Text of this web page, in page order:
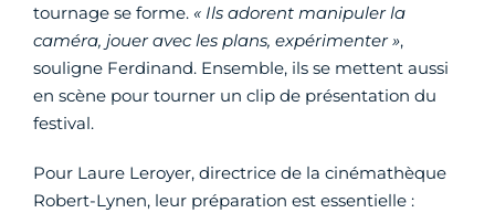
tournage se forme. « Ils adorent manipuler la
caméra, jouer avec les plans, expérimenter »,
souligne Ferdinand. Ensemble, ils se mettent aussi
en scène pour tourner un clip de présentation du
festival.
Pour Laure Leroyer, directrice de la cinémathèque
Robert-Lynen, leur préparation est essentielle :